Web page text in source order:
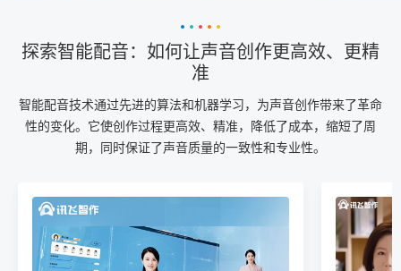
探索智能配音：如何让声音创作更高效、更精
准
智能配音技术通过先进的算法和机器学习，为声音创作带来了革命
性的变化。它使创作过程更高效、精准，降低了成本，缩短了周
期，同时保证了声音质量的一致性和专业性。